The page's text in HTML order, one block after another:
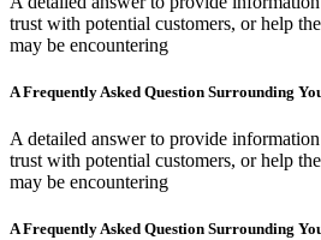
trust with potential customers, or help
may be encountering
A Frequently Asked Question Surrounding
A detailed answer to provide
trust with potential customers, or help
may be encountering
A Frequently Asked Question Surrounding